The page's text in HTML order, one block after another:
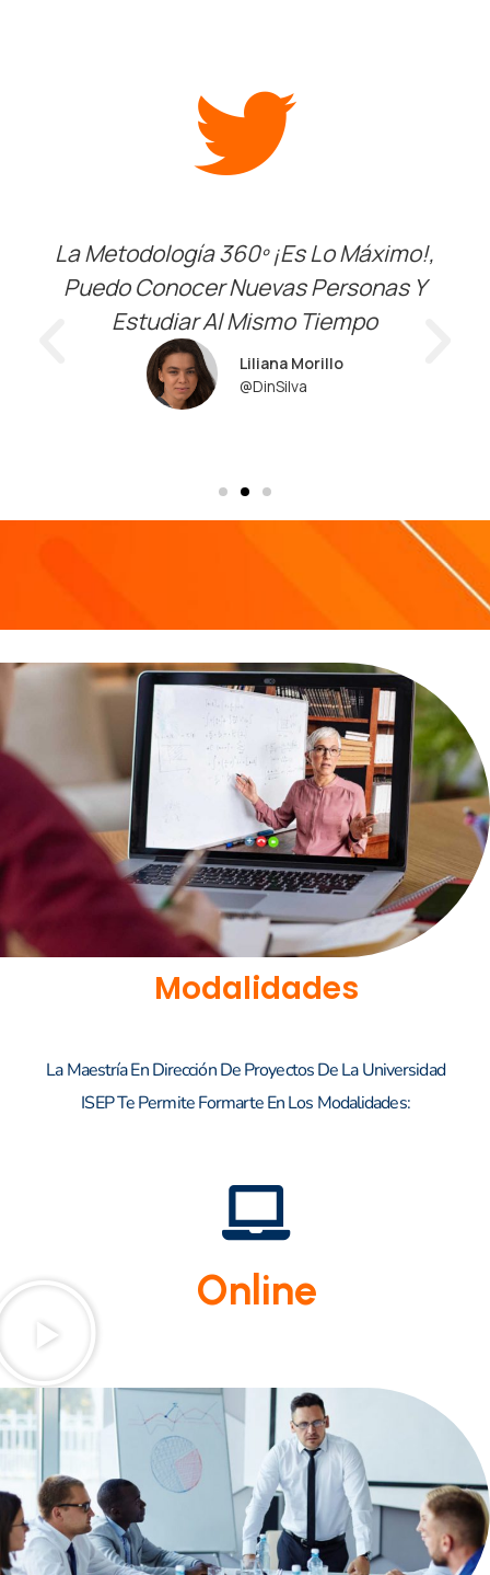
La Metodología 360º ¡es Lo Máximo!,
Puedo Conocer Nuevas Personas Y
Estudiar Al Mismo Tiempo
Liliana Morillo
@dinSilva
Modalidades
La Maestría En Dirección De Proyectos De La Universidad
ISEP Te Permite Formarte En Los Modalidades:
Online